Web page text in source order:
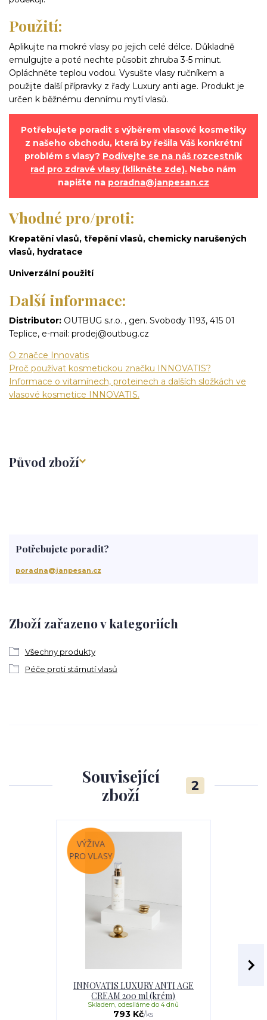
Použití:
Aplikujte na mokré vlasy po jejich celé délce. Důkladně
emulgujte a poté nechte působit zhruba 3-5 minut.
Opláchněte teplou vodou. Vysušte vlasy ručníkem a
použijte další přípravky z řady Luxury anti age. Produkt je
určen k běžnému dennímu mytí vlasů.
Potřebujete poradit s výběrem vlasové kosmetiky
z našeho obchodu, která by řešila Váš konkrétní
problém s vlasy? Podívejte se na náš rozcestník
rad pro zdravé vlasy (klikněte zde). Nebo nám
napište na poradna@janpesan.cz
Vhodné pro/proti:
Krepatění vlasů, třepění vlasů, chemicky narušených
vlasů, hydratace
Univerzální použití
Další informace:
Distributor: OUTBUG s.r.o. , gen. Svobody 1193, 415 01
Teplice, e-mail: prodej@outbug.cz
O značce Innovatis
Proč používat kosmetickou značku INNOVATIS?
Informace o vitamínech, proteinech a dalších složkách ve
vlasové kosmetice INNOVATIS.
Původ zboží
Zboží zařazeno v kategoriích
Všechny produkty
Péče proti stárnutí vlasů
Potřebujete poradit?
poradna@janpesan.cz
Související
zboží
2
INNOVATIS LUXURY ANTI AGE
CREAM 200 ml (krém)
793 Kč/ks
Skladem, odesíláme do 4 dnů